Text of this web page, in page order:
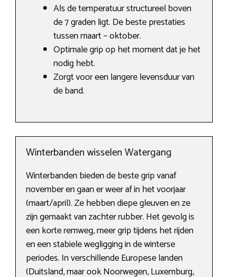
Als de temperatuur structureel boven
de 7 graden ligt. De beste prestaties
tussen maart – oktober.
Optimale grip op het moment dat je het
nodig hebt.
Zorgt voor een langere levensduur van
de band.
Winterbanden wisselen Watergang
Winterbanden bieden de beste grip vanaf
november en gaan er weer af in het voorjaar
(maart/april). Ze hebben diepe gleuven en ze
zijn gemaakt van zachter rubber. Het gevolg is
een korte remweg, meer grip tijdens het rijden
en een stabiele wegligging in de winterse
periodes. In verschillende Europese landen
(Duitsland, maar ook Noorwegen, Luxemburg,